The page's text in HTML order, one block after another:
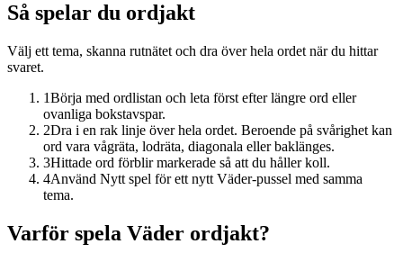
Så spelar du ordjakt
Välj ett tema, skanna rutnätet och dra över hela ordet när du hittar
svaret.
1Börja med ordlistan och leta först efter längre ord eller
ovanliga bokstavspar.
2Dra i en rak linje över hela ordet. Beroende på svårighet kan
ord vara vågräta, lodräta, diagonala eller baklänges.
3Hittade ord förblir markerade så att du håller koll.
4Använd Nytt spel för ett nytt Väder-pussel med samma
tema.
Varför spela Väder ordjakt?